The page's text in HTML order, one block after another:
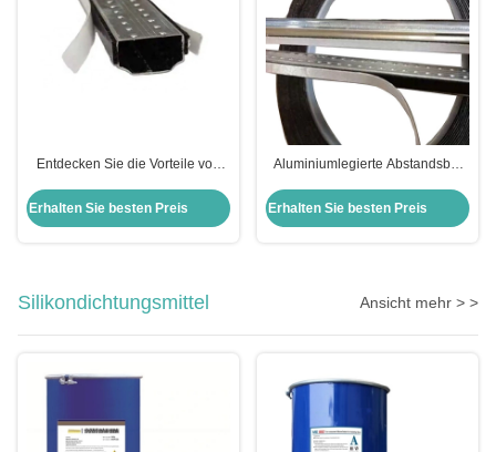
Entdecken Sie die Vorteile von
Abstandsbalken für Tür-
Erhalten Sie besten Preis
Aluminiumlegierte Abstandsbar
Fenstern und Türen mit
Erhalten Sie besten Preis
Silikondichtungsmittel Ansicht mehr > >